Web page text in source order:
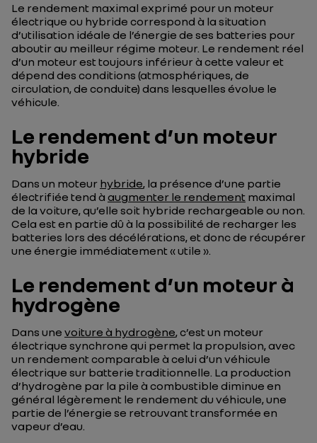
Le rendement maximal exprimé pour un moteur
électrique ou hybride correspond à la situation
d’utilisation idéale de l’énergie de ses batteries pour
aboutir au meilleur régime moteur. Le rendement réel
d’un moteur est toujours inférieur à cette valeur et
dépend des conditions (atmosphériques, de
circulation, de conduite) dans lesquelles évolue le
véhicule.
Le rendement d’un moteur
hybride
Dans un moteur hybride, la présence d’une partie
électrifiée tend à augmenter le rendement maximal
de la voiture, qu’elle soit hybride rechargeable ou non.
Cela est en partie dû à la possibilité de recharger les
batteries lors des décélérations, et donc de récupérer
une énergie immédiatement « utile ».
Le rendement d’un moteur à
hydrogène
Dans une voiture à hydrogène, c’est un moteur
électrique synchrone qui permet la propulsion, avec
un rendement comparable à celui d’un véhicule
électrique sur batterie traditionnelle. La production
d’hydrogène par la pile à combustible diminue en
général légèrement le rendement du véhicule, une
partie de l’énergie se retrouvant transformée en
vapeur d’eau.